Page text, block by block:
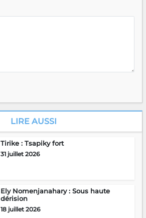
LIRE AUSSI
Tirike : Tsapiky fort
31 juillet 2026
Ely Nomenjanahary : Sous haute
dérision
18 juillet 2026